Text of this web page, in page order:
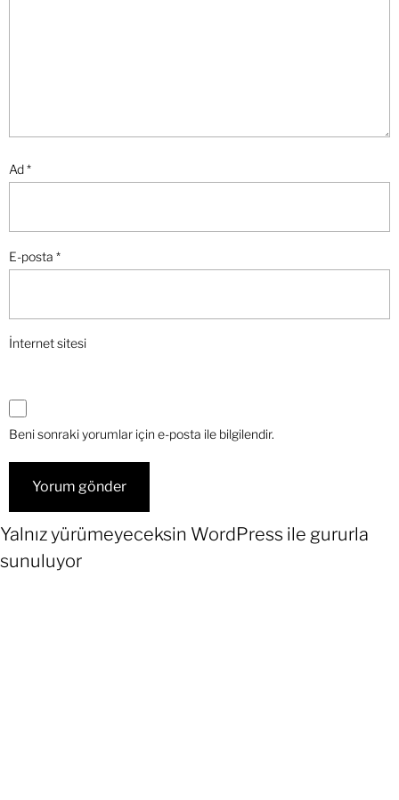
Ad*
E-posta *
İnternet sitesi
Beni sonraki yorumlar için e-posta ile bilgilendir.
Yalnız yürümeyeceksin WordPress ile gururla
sunuluyor